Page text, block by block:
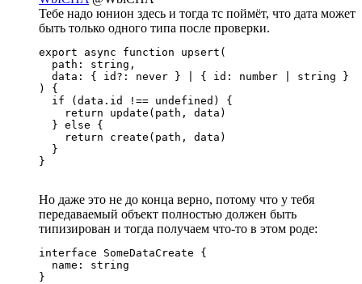
Тебе надо юнион здесь и тогда тс поймёт, что дата может
быть только одного типа после проверки.
export async function upsert(
  path: string,
  data: { id?: never } | { id: number | string }
) {
  if (data.id !== undefined) {
    return update(path, data)
  } else {
    return create(path, data)
  }
}
Но даже это не до конца верно, потому что у тебя
передаваемый объект полностью должен быть
типизирован и тогда получаем что-то в этом роде:
interface SomeDataCreate {
  name: string
}